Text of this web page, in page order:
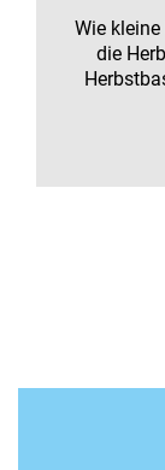
Wie
die